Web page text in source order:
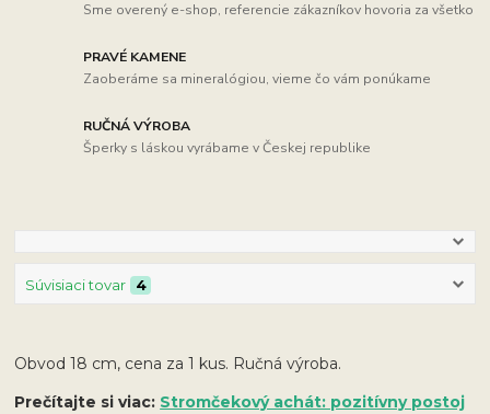
Sme overený e-shop, referencie zákazníkov hovoria za všetko
PRAVÉ KAMENE
Zaoberáme sa mineralógiou, vieme čo vám ponúkame
RUČNÁ VÝROBA
Šperky s láskou vyrábame v Českej republike
Súvisiaci tovar 4
Obvod 18 cm, cena za 1 kus. Ručná výroba.
Prečítajte si viac: Stromčekový achát: pozitívny postoj